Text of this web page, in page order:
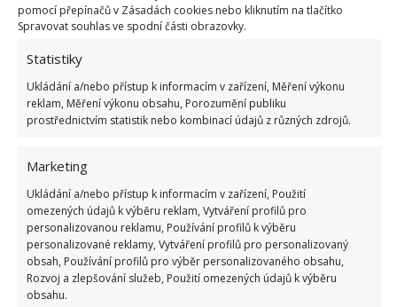
pomocí přepínačů v Zásadách cookies nebo kliknutím na tlačítko
Spravovat souhlas ve spodní části obrazovky.
Statistiky
Ukládání a/nebo přístup k informacím v zařízení, Měření výkonu
reklam, Měření výkonu obsahu, Porozumění publiku
prostřednictvím statistik nebo kombinací údajů z různých zdrojů.
Marketing
Ukládání a/nebo přístup k informacím v zařízení, Použití
omezených údajů k výběru reklam, Vytváření profilů pro
personalizovanou reklamu, Používání profilů k výběru
personalizované reklamy, Vytváření profilů pro personalizovaný
obsah, Používání profilů pro výběr personalizovaného obsahu,
Rozvoj a zlepšování služeb, Použití omezených údajů k výběru
obsahu.
V současné době jsou po celém světě vypěstovány
producentem je nepochybně Indie, která přináší asi
třetinu celosvětové spotřeby. Následuje Čína, Nepál
a Indonésie.Na léčení mnoha neduhů se užívá od
výpravám mořeplavců během pozdního středověku.
Kromě vitamínů A, B1, C a E obsahuje také sodík,
fosfor, hořčík, draslík, železo a vápník.
Nechybí ani látka gingerol, která způsobuje typickou
pronikavou chuť i vůni. Podobá se kapsaicinu, jenž
se nachází v chilli papričkách. Přes mnohé léčebné